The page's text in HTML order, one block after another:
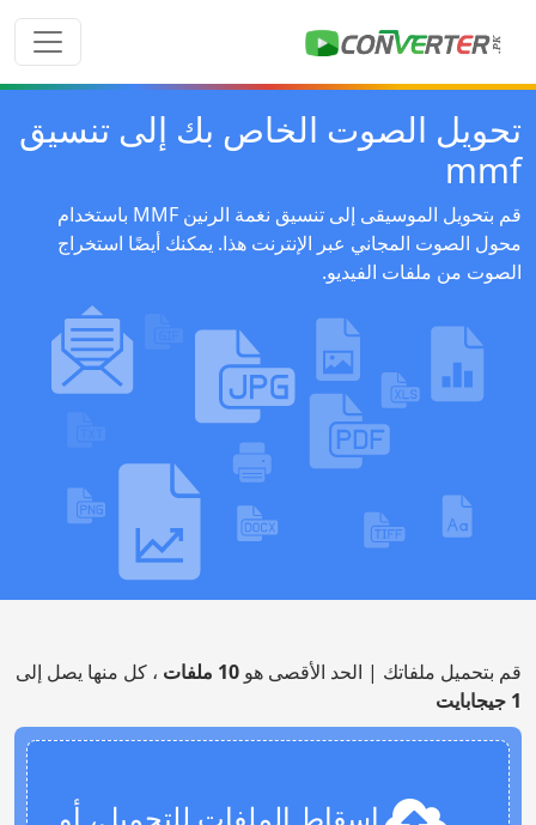
تحويل الصوت الخاص بك إلى تنسيق
mmf
قم بتحويل الموسيقى إلى تنسيق نغمة الرنين MMF باستخدام
محول الصوت المجاني عبر الإنترنت هذا. يمكنك أيضًا استخراج
الصوت من ملفات الفيديو.
قم بتحميل ملفاتك | الحد الأقصى هو 10 ملفات
، كل منها يصل إلى
1 جيجابايت